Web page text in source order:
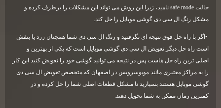
حالتsafe modeنامید، زیرا این روش می تواند این مشکلات را برطرف کرده و
مشکل رنگ ال سی دی گوشی موبایل را حل کند.
اگر با راه حل فوق نتیجه ای نگرفتید و رنگ ال سی دی شما همچنان زرد یا بنفش
است راه حل دیگر تعویض ال سی دی گوشی موبایل است که یکی از بهترین و
اصلی ترین راه حل هاست پس در نتیجه می توانید گوشی خود را تعویض کنید این کار
را به مراکز معتبری مانند موبوسرویس در اصفهان که متخصص تعویض ال سی دی
گوشی موبایل هستند بسپارید تا مشکل قطعات اصلی شما را حل کرده و در
کمترین زمان ممکن به شما تحویل دهند.